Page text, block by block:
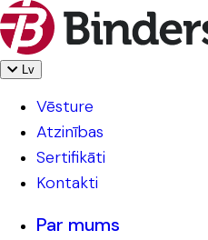
Lv
Vēsture
Atzinības
Sertifikāti
Kontakti
Par mums